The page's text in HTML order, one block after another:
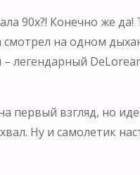
90х?! Конечно же
на одном
– легендарный
первый взгляд, но
Ну и самолетик